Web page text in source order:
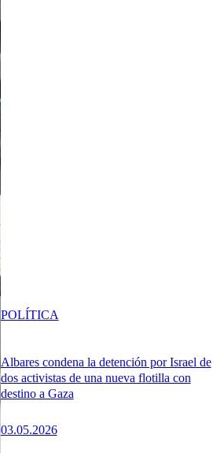
Albares condena la detención por Israel de
dos activistas de una nueva flotilla con
destino a Gaza
03.05.2026
POLÍTICA